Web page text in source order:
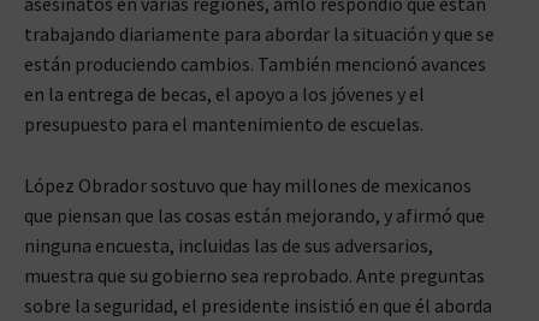
trabajando diariamente para abordar la situación y que se
están produciendo cambios. También mencionó avances
en la entrega de becas, el apoyo a los jóvenes y el
presupuesto para el mantenimiento de escuelas.
López Obrador sostuvo que hay millones de mexicanos
que piensan que las cosas están mejorando, y afirmó que
ninguna encuesta, incluidas las de sus adversarios,
muestra que su gobierno sea reprobado. Ante preguntas
sobre la seguridad, el presidente insistió en que él aborda